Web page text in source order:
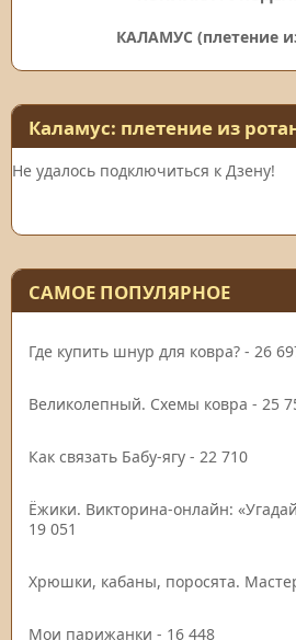
КАЛАМУС (плетение
Каламус: плетение из
Не удалось подключиться к Дзену!
САМОЕ ПОПУЛЯРНОЕ
Где купить шнур для ковра? - 26
Великолепный. Схемы ковра - 25
Как связать Бабу-ягу - 22 710
Ёжики. Викторина-онлайн:
19 051
Хрюшки, кабаны, поросята.
Мои парижанки - 16 448